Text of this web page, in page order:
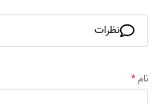
نظرات
نام*